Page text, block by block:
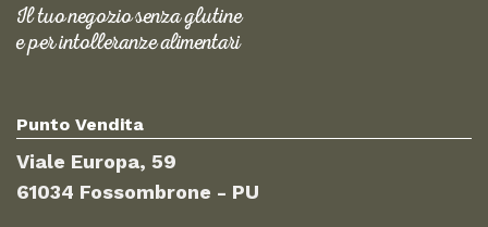
Il tuo negozio senza glutine
e per intolleranze alimentari
Punto Vendita
Viale Europa, 59
61034 Fossombrone - PU